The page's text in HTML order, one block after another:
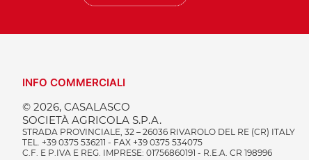
INFO COMMERCIALI
© 2026, CASALASCO
SOCIETÀ AGRICOLA S.P.A.
STRADA PROVINCIALE, 32 – 26036 RIVAROLO DEL RE (CR) ITALY
TEL. +39 0375 536211 - FAX +39 0375 534075
C.F. E P.IVA E REG. IMPRESE: 01756860191 - R.E.A. CR 198996